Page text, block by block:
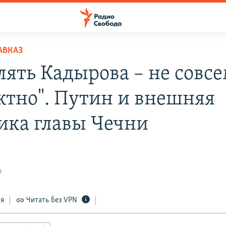
Кадырова – не
Путин и внешняя
главы Чечни
Читать без VPN